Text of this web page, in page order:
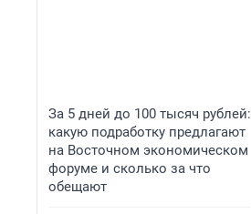
За 5 дней до 100 тысяч рублей:
какую подработку предлагают
на Восточном экономическом
форуме и сколько за что
обещают